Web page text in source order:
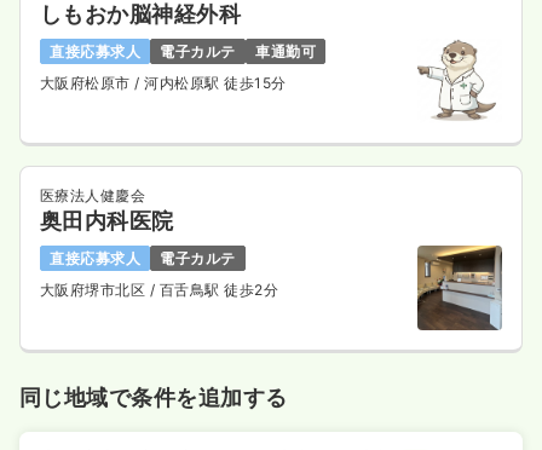
しもおか脳神経外科
直接応募求人 電子カルテ
車通勤可
大阪府松原市 / 河内松原駅 徒歩15分
医療法人健慶会
奥田内科医院
直接応募求人
電子カルテ
大阪府堺市北区 / 百舌鳥駅 徒歩2分
同じ地域で条件を追加する